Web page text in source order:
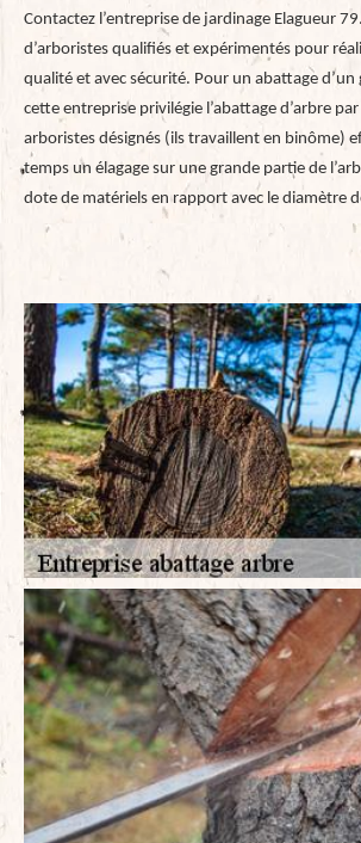
Contactez l’entreprise de jardinage Elagueur
d’arboristes qualifiés et expérimentés pour
qualité et avec sécurité. Pour un abattage d’un
cette entreprise privilégie l’abattage d’arbre
arboristes désignés (ils travaillent en binôme)
temps un élagage sur une grande partie de
dote de matériels en rapport avec le diamètre